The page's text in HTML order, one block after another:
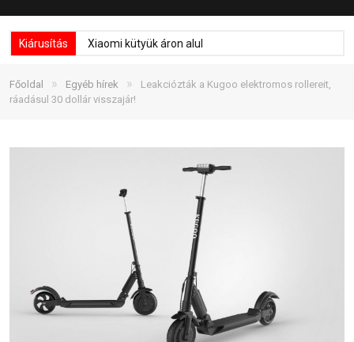
Kiárusítás Xiaomi kütyük áron alul
Főoldal » Egyéb hírek »
Leakciózták a Kugoo elektromos rollereit,
ráadásul 30 dollár visszajár!